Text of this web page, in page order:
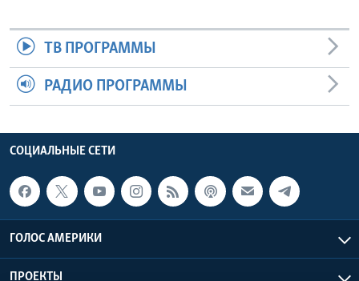
ТВ ПРОГРАММЫ
РАДИО ПРОГРАММЫ
СОЦИАЛЬНЫЕ СЕТИ
ГОЛОС АМЕРИКИ
ПРОЕКТЫ